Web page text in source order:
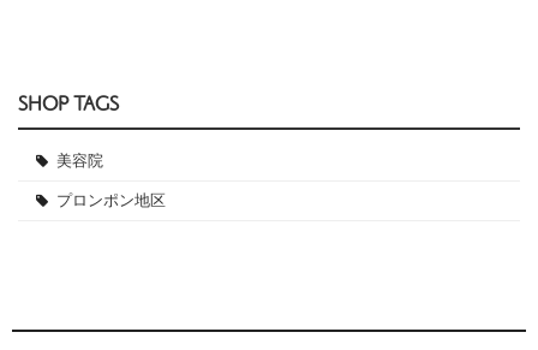
SHOP TAGS
美容院
プロンポン地区